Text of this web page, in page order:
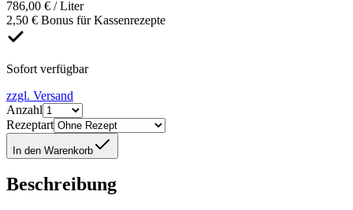
786,00 € / Liter
2,50 € Bonus für Kassenrezepte
Sofort verfügbar
zzgl. Versand
Anzahl
Rezeptart
In den Warenkorb
Beschreibung